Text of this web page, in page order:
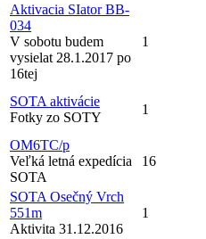
Aktivacia SIator BB-
034
V sobotu budem
vysielat 28.1.2017 po
16tej
1
SOTA aktivácie
Fotky zo SOTY
1
OM6TC/p
Veľká letná expedícia
SOTA
16
SOTA Osečný Vrch
551m
Aktivita 31.12.2016
1